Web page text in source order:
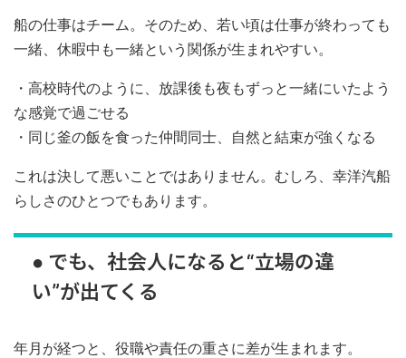
船の仕事はチーム。そのため、若い頃は仕事が終わっても
一緒、休暇中も一緒という関係が生まれやすい。
・高校時代のように、放課後も夜もずっと一緒にいたよう
な感覚で過ごせる
・同じ釜の飯を食った仲間同士、自然と結束が強くなる
これは決して悪いことではありません。むしろ、幸洋汽船
らしさのひとつでもあります。
● でも、社会人になると“立場の違
い”が出てくる
年月が経つと、役職や責任の重さに差が生まれます。